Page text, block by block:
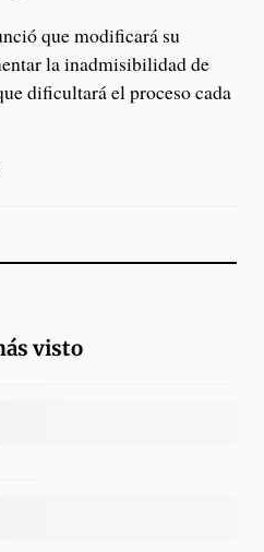
que modificará su
la inadmisibilidad de
dificultará el proceso cada
visto